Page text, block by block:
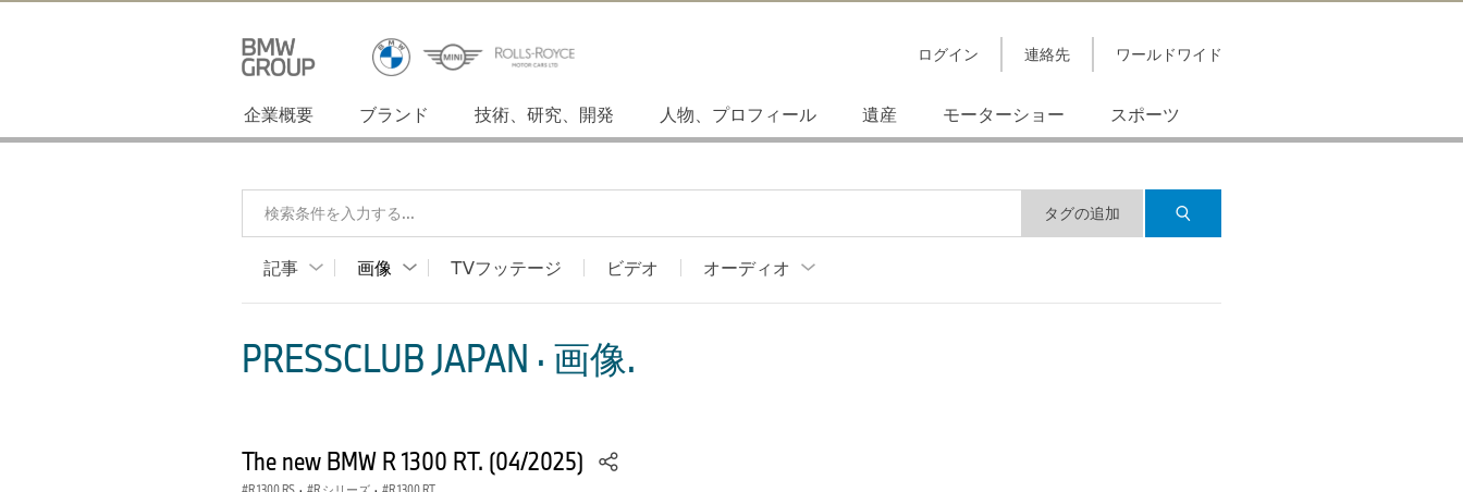
ログイン 連絡先 ワールドワイド
企業概要 ブランド 技術、研究、開発 人物、プロフィール 遺産 モーターショー スポーツ
検索条件を入力する... タグの追加
記事 画像 TVフッテージ ビデオ オーディオ
PRESSCLUB JAPAN · 画像.
The new BMW R 1300 RT. (04/2025)